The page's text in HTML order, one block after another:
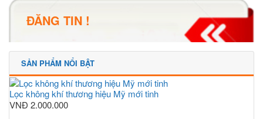
ĐĂNG TIN !
SẢN PHẨM NỔI BẬT
Lọc không khí thương hiệu Mỹ mới tinh
VNĐ 2.000.000